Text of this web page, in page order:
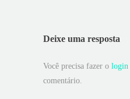
Deixe uma resposta
Você precisa fazer o login
comentário.